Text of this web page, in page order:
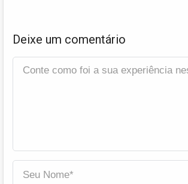
Deixe um comentário